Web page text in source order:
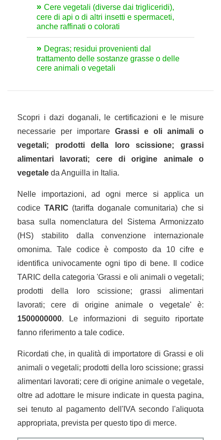
Cere vegetali (diverse dai trigliceridi),
cere di api o di altri insetti e spermaceti,
anche raffinati o colorati
Degras; residui provenienti dal
trattamento delle sostanze grasse o delle
cere animali o vegetali
Scopri i dazi doganali, le certificazioni e le misure
necessarie per importare Grassi e oli animali o
vegetali; prodotti della loro scissione; grassi
alimentari lavorati; cere di origine animale o
vegetale da Anguilla in Italia.
Nelle importazioni, ad ogni merce si applica un
codice TARIC (tariffa doganale comunitaria) che si
basa sulla nomenclatura del Sistema Armonizzato
(HS) stabilito dalla convenzione internazionale
omonima. Tale codice è composto da 10 cifre e
identifica univocamente ogni tipo di bene. Il codice
TARIC della categoria 'Grassi e oli animali o vegetali;
prodotti della loro scissione; grassi alimentari
lavorati; cere di origine animale o vegetale' è:
1500000000. Le informazioni di seguito riportate
fanno riferimento a tale codice.
Ricordati che, in qualità di importatore di Grassi e oli
animali o vegetali; prodotti della loro scissione; grassi
alimentari lavorati; cere di origine animale o vegetale,
oltre ad adottare le misure indicate in questa pagina,
sei tenuto al pagamento dell'IVA secondo l'aliquota
appropriata, prevista per questo tipo di merce.